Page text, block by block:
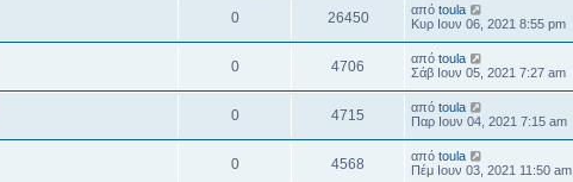
0 26450 από toula
Κυρ Ιουν 06, 2021 8:55 pm
0 4706 από toula
Σάβ Ιουν 05, 2021 7:27 am
0 4715 από toula
Παρ Ιουν 04, 2021 7:15 am
0 4568 από toula
Πέμ Ιουν 03, 2021 11:50 am